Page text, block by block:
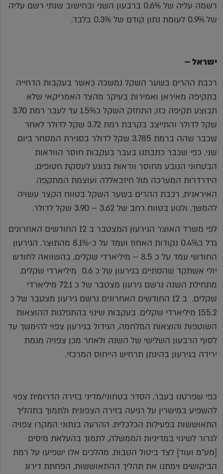
רשמה עליה של 0.6% ברבעון השני ובחישוב שנתי רשם עליה
של 0.9% לעומת נתון קודם של 0.3% בלבד.
ישראל –
רכבת ההרים בשער השקל נמשכה כאשר בעקבות הדחייה
בתקיפה מאיראן ואמירות בעיקר מהצד האמריקאי שלא
תבוצע תקיפה כזו, התחזק השקל כ1.5% עד לעבר רמת 3.70
שקל לדולר והתייצב בקרבת רמת 3.72 שקל לדולר לאחר
שכבר שהה ברמת 3.785 שקל לדולר בסגירת המסחר ביום
שני. כפי שכבר כתבתנו בעבר בעקבות חוסר הוודאות
הבטחוני הנובע מחוסר וודאות בנוגע לעסקת חטופים,
הידרדרות המערכה מול חיזבאללה ועוצמת המתקפה
האיראנית, רכבת ההרים בשער השקל בטווח הקצר עשויה
להמשך. ולנוע בטווח רחב של 3.62 – 3.90 שקל לדולר.
לפי משרד האוצר הגירעון המצטבר ב 12 החודשים האחרונים
גדל ב0.4% נקודות האחוז ועמד על כ-8.1% מהתוצר. הגירעון
החודשי עמד על כ 8.5 – מיליארדי שקלים, בהשוואה לחודש
יולי אשתקד שהסתיים בגירעון של כ 0.6 מיליארדי שקלים.
מתחילת השנה נרשם גירעון מצטבר של כ 72.1 מיליארדי
שקלים. ב 12 החודשים האחרונים נרשם גירעון מצטבר של כ
155.2 מיליארדי שקלים. בעקבות שינוי בהתפלגות ההוצאות
השוטפות והוצאות המלחמה, הגידול בגירעון צפוי להימשך עד
לסוף הרבעון השלישי של השנה ולאחר מכן צפויה מגמת
ירידה בגירעון בהינתן תרחיש הייחוס המרכזי.
כפי שפרטנו בעבר, הסדר בטחוני/מדיני בזירה הדרומית צפוי
להשפיע במישרין על רגיעה בזירה הצפונית ולתמוך בתהליך
התאוששות בפעילות הכלכלית. ההרעה בנתוני המקרו צפויה
לגרור לשינוי במדיניות הממשלה, לתמוך בהעלאת מיסים
[מע"מ ועוד] לצד ביטול הטבות. מהלכים אלו ישפיעו על רמת
הביקושים וימתנו את תהליך ההתאוששות. הפחתת דירוג